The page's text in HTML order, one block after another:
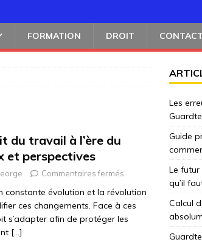
FORMATION DROIT CONTACT
du travail à l’ère du
et perspectives
Commentaires fermés
constante évolution et la révolution
ces changements. Face à ces
s’adapter afin de protéger les
[…]
Les
Guide
Le futur
qu’il
Calcul